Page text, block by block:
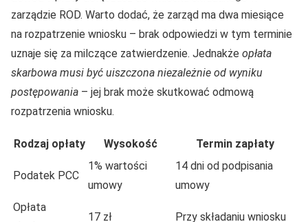
zarządzie ROD. Warto dodać, że zarząd ma dwa miesiące
na rozpatrzenie wniosku – brak odpowiedzi w tym terminie
uznaje się za milczące zatwierdzenie. Jednakże opłata
skarbowa musi być uiszczona niezależnie od wyniku
postępowania – jej brak może skutkować odmową
rozpatrzenia wniosku.
Rodzaj opłaty Wysokość Termin zapłaty
Podatek PCC
1% wartości
umowy
14 dni od podpisania
umowy
Opłata
17 zł Przy składaniu wniosku